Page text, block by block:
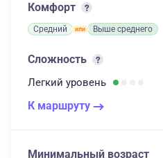
Комфорт
Средний Выше среднего
Сложность
Легкий уровень
К маршруту
Минимальный возраст